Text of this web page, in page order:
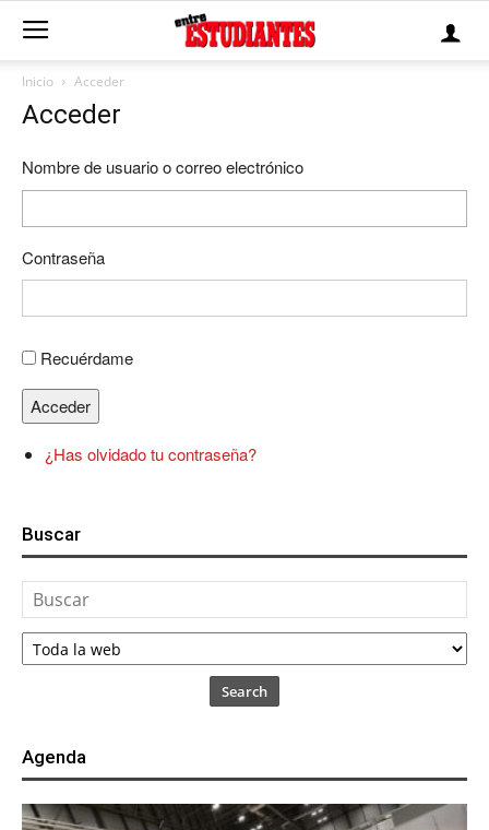
Inicio Acceder
Acceder
Nombre de usuario o correo electrónico
Contraseña
Recuérdame
Acceder
¿Has olvidado tu contraseña?
Buscar
Search
Agenda